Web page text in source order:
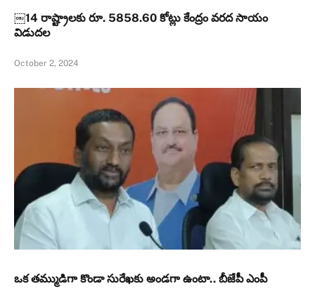
￼14 రాష్ట్రాలకు రూ. 5858.60 కోట్లు కేంద్రం వరద సాయం
విడుదల
October 2, 2024
ఒక తమ్ముడిగా కొండా సురేఖకు అండగా ఉంటా.. బీజేపీ ఎంపీ